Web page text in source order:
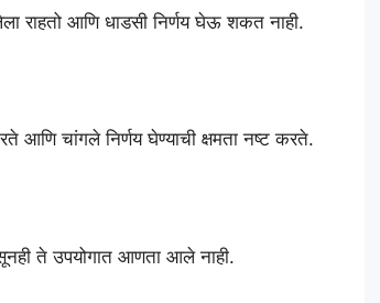
राहतो आणि धाडसी निर्णय घेऊ शकत नाही.
आणि चांगले निर्णय घेण्याची क्षमता नष्ट करते.
ते उपयोगात आणता आले नाही.